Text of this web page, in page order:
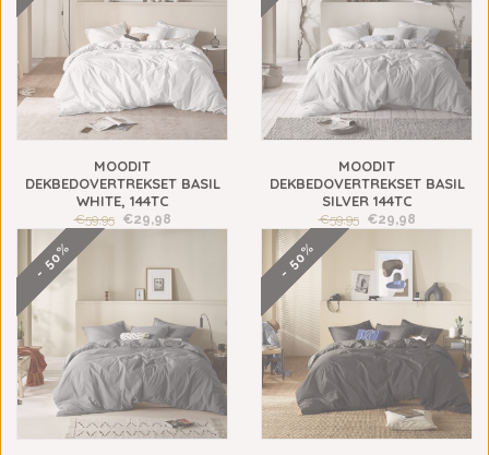
MOODIT
DEKBEDOVERTREKSET BASIL
WHITE, 144TC
€59,95 €29,98
MOODIT
DEKBEDOVERTREKSET BASIL
SILVER 144TC
€59,95 €29,98
- 50% - 50%